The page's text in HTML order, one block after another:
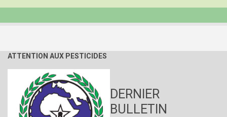
ATTENTION AUX PESTICIDES
DERNIER
BULLETIN